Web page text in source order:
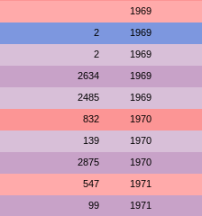
1969
2 1969
2 1969
2634 1969
2485 1969
832 1970
139 1970
2875 1970
547 1971
99 1971